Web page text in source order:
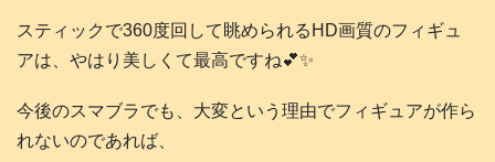
スティックで360度回して眺められるHD画質のフィギュ
アは、やはり美しくて最高ですね💕✨
今後のスマブラでも、大変という理由でフィギュアが作ら
れないのであれば、